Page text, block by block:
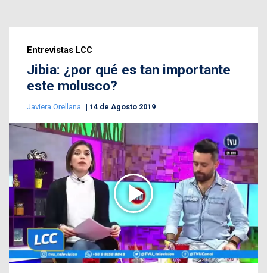
Entrevistas LCC
Jibia: ¿por qué es tan importante
este molusco?
Javiera Orellana 14 de Agosto 2019